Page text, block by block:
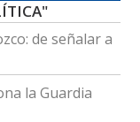
de señalar a
la Guardia